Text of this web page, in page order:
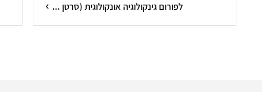
לפורום גינקולוגיה אונקולוגית (סרטן ...